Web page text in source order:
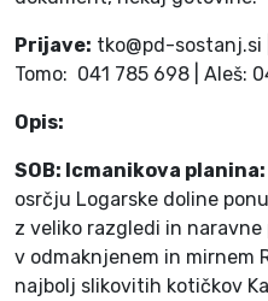
Prijave: tko@pd-sostanj.si
Tomo: 041 785 698 | Aleš:
Opis:
SOB: Icmanikova planina:
osrčju Logarske doline
z veliko razgledi in
v odmaknjenem in mirnem
najbolj slikovitih kotičkov